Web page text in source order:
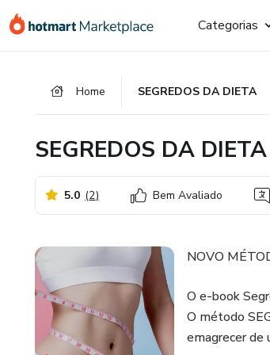
para
para
para
Categorias
Home SEGREDOS DA DIETA
SEGREDOS DA DIETA
5.0 (2) Bem Avaliado
NOVO
O e-book
O método
emagrecer de